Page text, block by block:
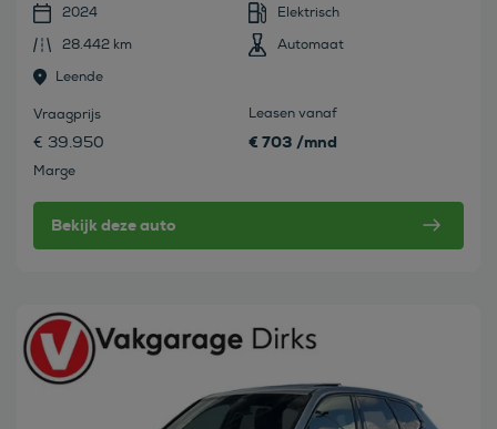
2024
Elektrisch
28.442 km
Automaat
Leende
Vraagprijs
€ 39.950
Marge
Leasen vanaf
€ 703 /mnd
Bekijk deze auto
Bekijk deze auto